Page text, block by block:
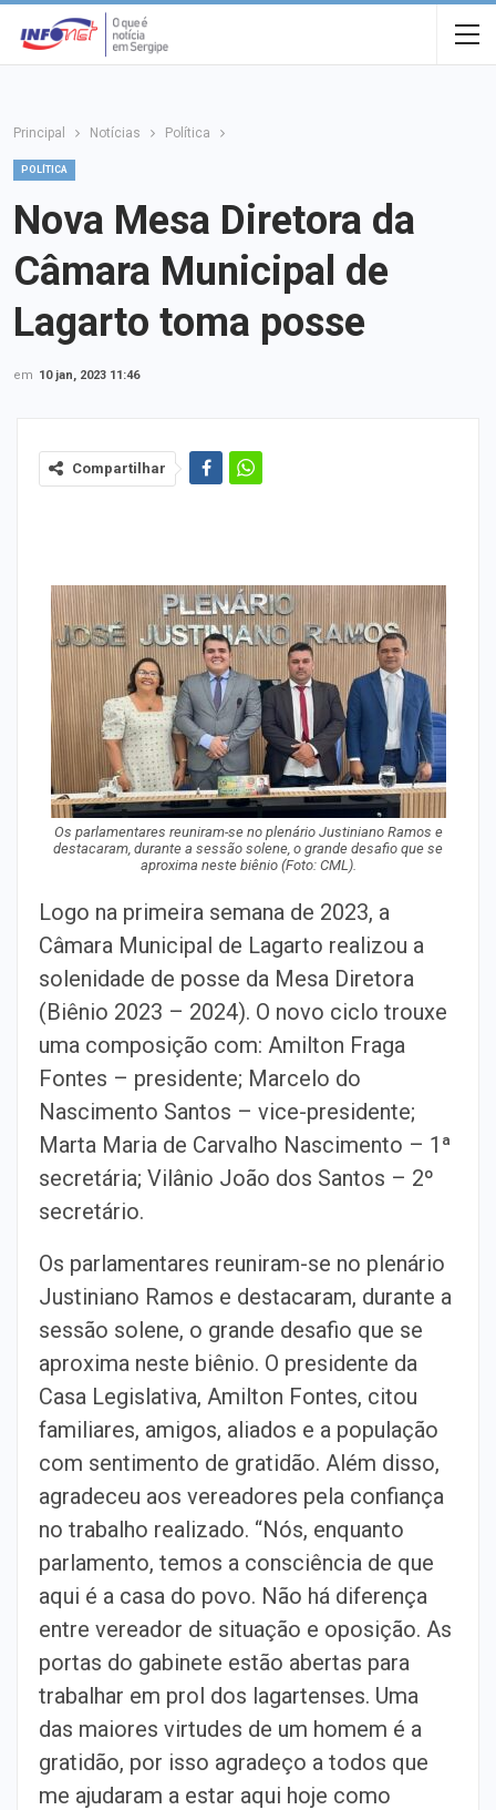
Principal Notícias Política
POLÍTICA
Nova Mesa Diretora da
Câmara Municipal de
Lagarto toma posse
em 10 jan, 2023 11:46
Compartilhar
Os parlamentares reuniram-se no plenário Justiniano Ramos e
destacaram, durante a sessão solene, o grande desafio que se
aproxima neste biênio (Foto: CML).
Logo na primeira semana de 2023, a
Câmara Municipal de Lagarto realizou a
solenidade de posse da Mesa Diretora
(Biênio 2023 – 2024). O novo ciclo trouxe
uma composição com: Amilton Fraga
Fontes – presidente; Marcelo do
Nascimento Santos – vice-presidente;
Marta Maria de Carvalho Nascimento – 1ª
secretária; Vilânio João dos Santos – 2º
secretário.
Os parlamentares reuniram-se no plenário
Justiniano Ramos e destacaram, durante a
sessão solene, o grande desafio que se
aproxima neste biênio. O presidente da
Casa Legislativa, Amilton Fontes, citou
familiares, amigos, aliados e a população
com sentimento de gratidão. Além disso,
agradeceu aos vereadores pela confiança
no trabalho realizado. “Nós, enquanto
parlamento, temos a consciência de que
aqui é a casa do povo. Não há diferença
entre vereador de situação e oposição. As
portas do gabinete estão abertas para
trabalhar em prol dos lagartenses. Uma
das maiores virtudes de um homem é a
gratidão, por isso agradeço a todos que
me ajudaram a estar aqui hoje como